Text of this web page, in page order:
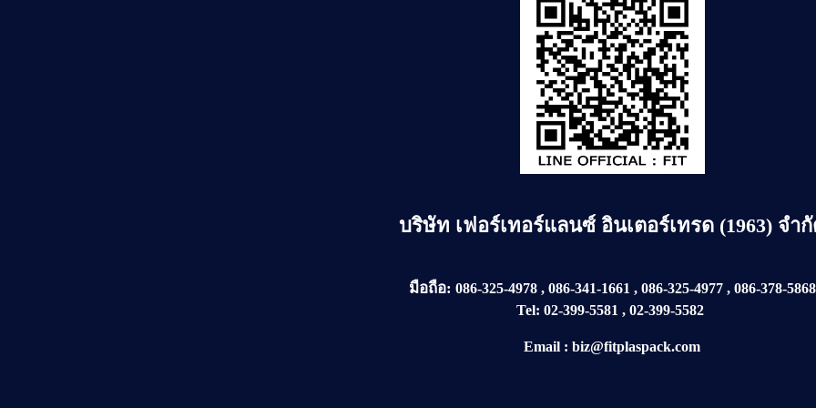
บริษัท เฟอร์เทอร์แลนซ์ อินเตอร์เทรด (1963) จำ
มือถือ: 086-325-4978, 086-341-1661 , 086-325-4977, 086-378-5868
Tel: 02-399-5581 , 02-399-5582
Email : biz@fitplaspack.com